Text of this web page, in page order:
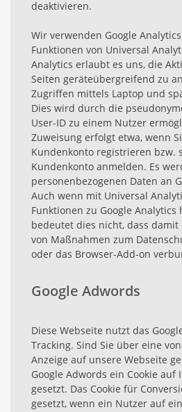
deaktivieren.
Wir verwenden Google
Funktionen von Universal
Analytics erlaubt es uns, die
Seiten geräteübergreifend zu
Zugriffen mittels Laptop und
Dies wird durch die
User-ID zu einem Nutzer
Zuweisung erfolgt etwa, wenn
Kundenkonto registrieren bzw.
Kundenkonto anmelden. Es
personenbezogenen Daten an
Auch wenn mit Universal
Funktionen zu Google Analytics
bedeutet dies nicht, dass
von Maßnahmen zum
oder das Browser-Add-on
Google Adwords
Diese Webseite nutzt das
Tracking. Sind Sie über eine
Anzeige auf unsere Webseite
Google Adwords ein Cookie auf
gesetzt. Das Cookie für
gesetzt, wenn ein Nutzer auf